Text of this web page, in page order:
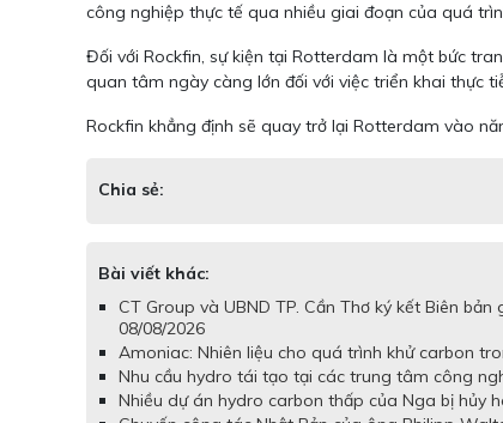
công nghiệp thực tế qua nhiều giai đoạn của quá
Đối với Rockfin, sự kiện tại Rotterdam là một bức
quan tâm ngày càng lớn đối với việc triển khai thực
Rockfin khẳng định sẽ quay trở lại Rotterdam vào
Chia sẻ:
Bài viết khác:
CT Group và UBND TP. Cần Thơ ký kết Biên
08/08/2026
Amoniac: Nhiên liệu cho quá trình khử carbon
Nhu cầu hydro tái tạo tại các trung tâm công
Nhiều dự án hydro carbon thấp của Nga bị hủy